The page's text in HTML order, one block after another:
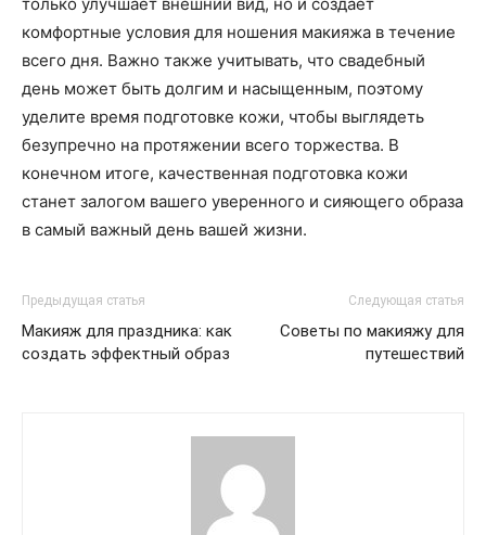
комфортные условия для ношения макияжа в течение
всего дня. Важно также учитывать, что свадебный
день может быть долгим и насыщенным, поэтому
уделите время подготовке кожи, чтобы выглядеть
безупречно на протяжении всего торжества. В
конечном итоге, качественная подготовка кожи
станет залогом вашего уверенного и сияющего образа
в самый важный день вашей жизни.
Предыдущая статья
Макияж для праздника: как
создать эффектный образ
Следующая статья
Советы по макияжу для
путешествий